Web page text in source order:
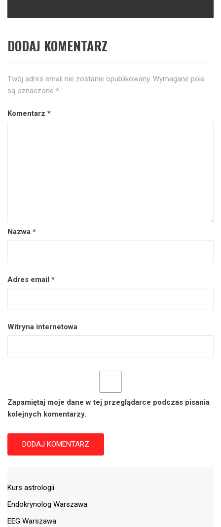
DODAJ KOMENTARZ
Twój adres email nie zostanie opublikowany. Wymagane pola
są oznaczone *
Komentarz *
Nazwa *
Adres email *
Witryna internetowa
Zapamiętaj moje dane w tej przeglądarce podczas pisania
kolejnych komentarzy.
Kurs astrologii
Endokrynolog Warszawa
EEG Warszawa